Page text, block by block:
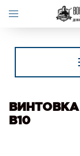
ВИНТОВКА
B10